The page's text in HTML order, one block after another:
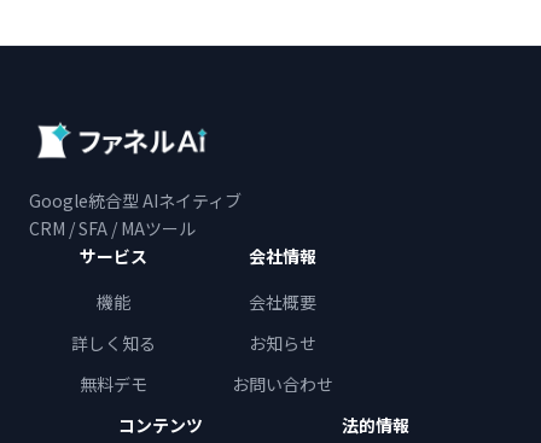
Google統合型 AIネイティブ
CRM / SFA / MAツール
サービス
機能
詳しく知る
無料デモ
会社情報
会社概要
お知らせ
お問い合わせ
コンテンツ
法的情報